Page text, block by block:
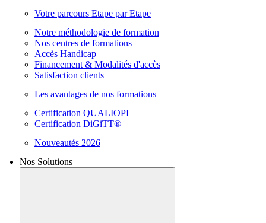
Votre parcours Etape par Etape
Notre méthodologie de formation
Nos centres de formations
Accès Handicap
Financement & Modalités d'accès
Satisfaction clients
Les avantages de nos formations
Certification QUALIOPI
Certification DiGiTT®
Nouveautés 2026
Nos Solutions